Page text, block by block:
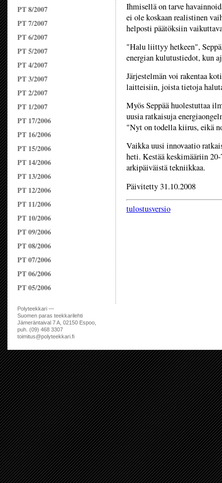
PT 8/2007
PT 7/2007
PT 6/2007
PT 5/2007
PT 4/2007
PT 3/2007
PT 2/2007
PT 1/2007
PT 17/2006
PT 16/2006
PT 15/2006
PT 14/2006
PT 13/2006
PT 12/2006
PT 11/2006
PT 10/2006
PT 09/2006
PT 08/2006
PT 07/2006
PT 06/2006
PT 05/2006
Ihmisellä on tarve
ei ole koskaan realistinen
helposti päätöksiin
"Halu liittyy hetkeen",
energian kulutustiedot, kun
Järjestelmän voi rakentaa
laitteisiin, joista tietoja
Myös Seppää huolestuttaa
uusia ratkaisuja
"Nyt on todella kiirus, eikä
Vaikka uusi innovaatio
heti. Kestää keskimääriin
arkipäiväistä tekniikkaa.
Päivitetty 31.10.2008
tulostusversio
Polyteekkari —
Suomen paras teekkarilehti
Jämeräntaival 7 A, 02150 Espoo,
puh. (09) 468 3307
toimitus@polyteekkari.fi